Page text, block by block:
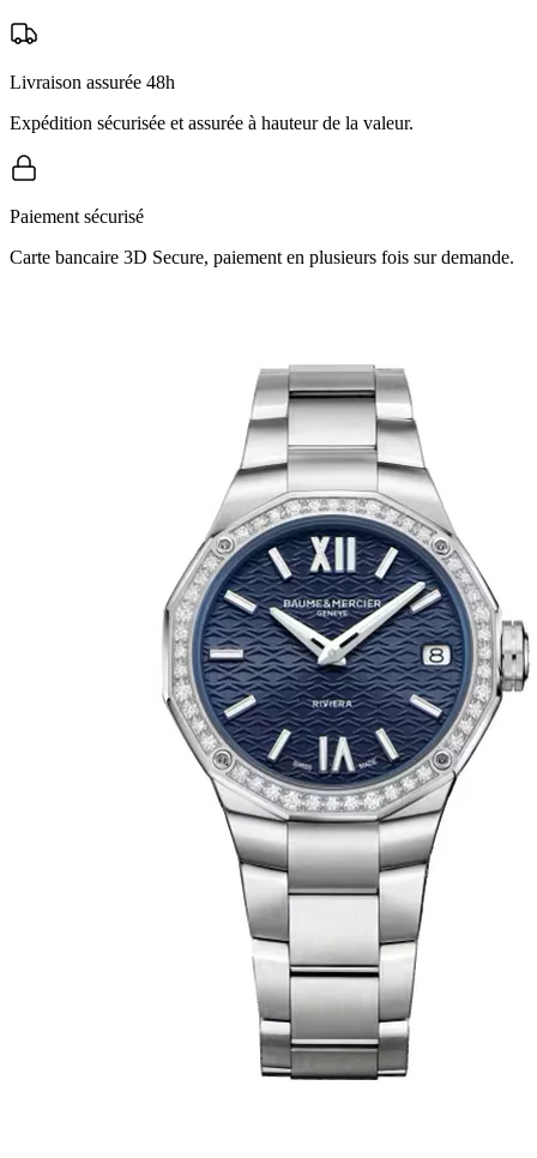
Livraison assurée 48h
Expédition sécurisée et assurée à hauteur de la valeur.
Paiement sécurisé
Carte bancaire 3D Secure, paiement en plusieurs fois sur demande.